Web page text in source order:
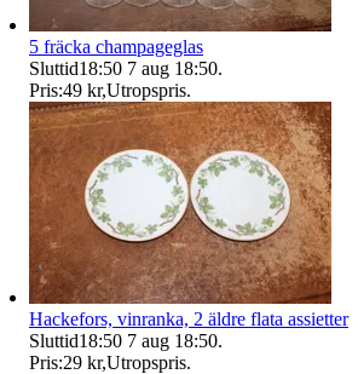
5 fräcka champageglas
Sluttid18:50 7 aug 18:50.
Pris:49 kr,Utropspris.
Hackefors, vinranka, 2 äldre flata assietter
Sluttid18:50 7 aug 18:50.
Pris:29 kr,Utropspris.